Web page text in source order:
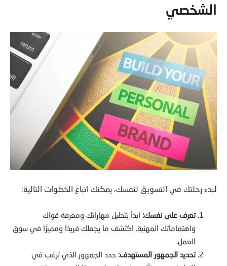
الشخصي
لبدء رحلتك في التسويق لنفسك، يمكنك اتباع الخطوات التالية:
تعرف على نفسك: ابدأ بتحليل مهاراتك ومعرفة قواك
واهتماماتك المهنية. اكتشف ما يجعلك فريدًا ومميزًا في سوق
العمل.
تحديد الجمهور المستهدف: حدد الجمهور الذي ترغب في